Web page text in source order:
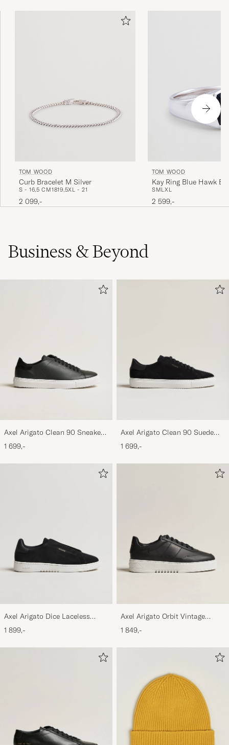
TOM WOOD
Curb Bracelet M Silver
S - 16,5 CM1819,5XL - 21
2 099,-
TOM WOOD
Kay Ring Blue Hawk
SMLXL
2 599,-
Business & Beyond
Axel Arigato Clean 90 Sneaker
Black
1 699,-
Axel Arigato Clean 90 Suede
Sneaker Black
1 699,-
Axel Arigato Dice Laceless
Suede Sneaker Black
1 899,-
Axel Arigato Orbit Vintage
Sneaker Black
1 849,-